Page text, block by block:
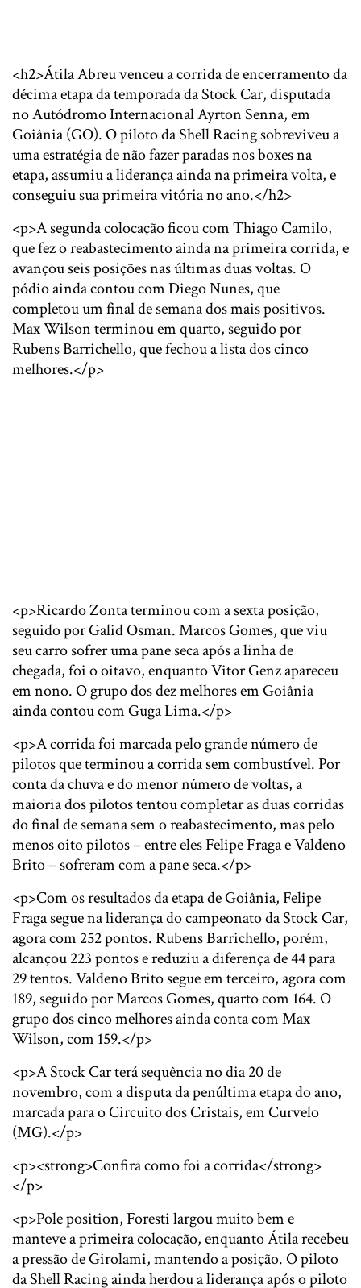
<h2>Átila Abreu venceu a corrida de encerramento da
décima etapa da temporada da Stock Car, disputada
no Autódromo Internacional Ayrton Senna, em
Goiânia (GO). O piloto da Shell Racing sobreviveu a
uma estratégia de não fazer paradas nos boxes na
etapa, assumiu a liderança ainda na primeira volta, e
conseguiu sua primeira vitória no ano.</h2>
<p>A segunda colocação ficou com Thiago Camilo,
que fez o reabastecimento ainda na primeira corrida, e
avançou seis posições nas últimas duas voltas. O
pódio ainda contou com Diego Nunes, que
completou um final de semana dos mais positivos.
Max Wilson terminou em quarto, seguido por
Rubens Barrichello, que fechou a lista dos cinco
melhores.</p>
<p>Ricardo Zonta terminou com a sexta posição,
seguido por Galid Osman. Marcos Gomes, que viu
seu carro sofrer uma pane seca após a linha de
chegada, foi o oitavo, enquanto Vitor Genz apareceu
em nono. O grupo dos dez melhores em Goiânia
ainda contou com Guga Lima.</p>
<p>A corrida foi marcada pelo grande número de
pilotos que terminou a corrida sem combustível. Por
conta da chuva e do menor número de voltas, a
maioria dos pilotos tentou completar as duas corridas
do final de semana sem o reabastecimento, mas pelo
menos oito pilotos – entre eles Felipe Fraga e Valdeno
Brito – sofreram com a pane seca.</p>
<p>Com os resultados da etapa de Goiânia, Felipe
Fraga segue na liderança do campeonato da Stock Car,
agora com 252 pontos. Rubens Barrichello, porém,
alcançou 223 pontos e reduziu a diferença de 44 para
29 tentos. Valdeno Brito segue em terceiro, agora com
189, seguido por Marcos Gomes, quarto com 164. O
grupo dos cinco melhores ainda conta com Max
Wilson, com 159.</p>
<p>A Stock Car terá sequência no dia 20 de
novembro, com a disputa da penúltima etapa do ano,
marcada para o Circuito dos Cristais, em Curvelo
(MG).</p>
<p><strong>Confira como foi a corrida</strong>
</p>
<p>Pole position, Foresti largou muito bem e
manteve a primeira colocação, enquanto Átila recebeu
a pressão de Girolami, mantendo a posição. O piloto
da Shell Racing ainda herdou a liderança após o piloto